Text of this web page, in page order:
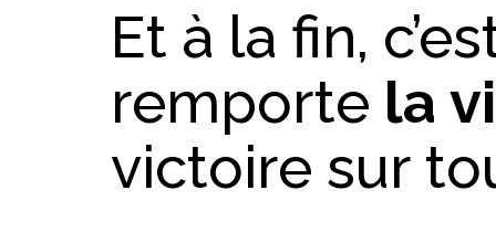
Et à la fin,
remporte la
victoire sur